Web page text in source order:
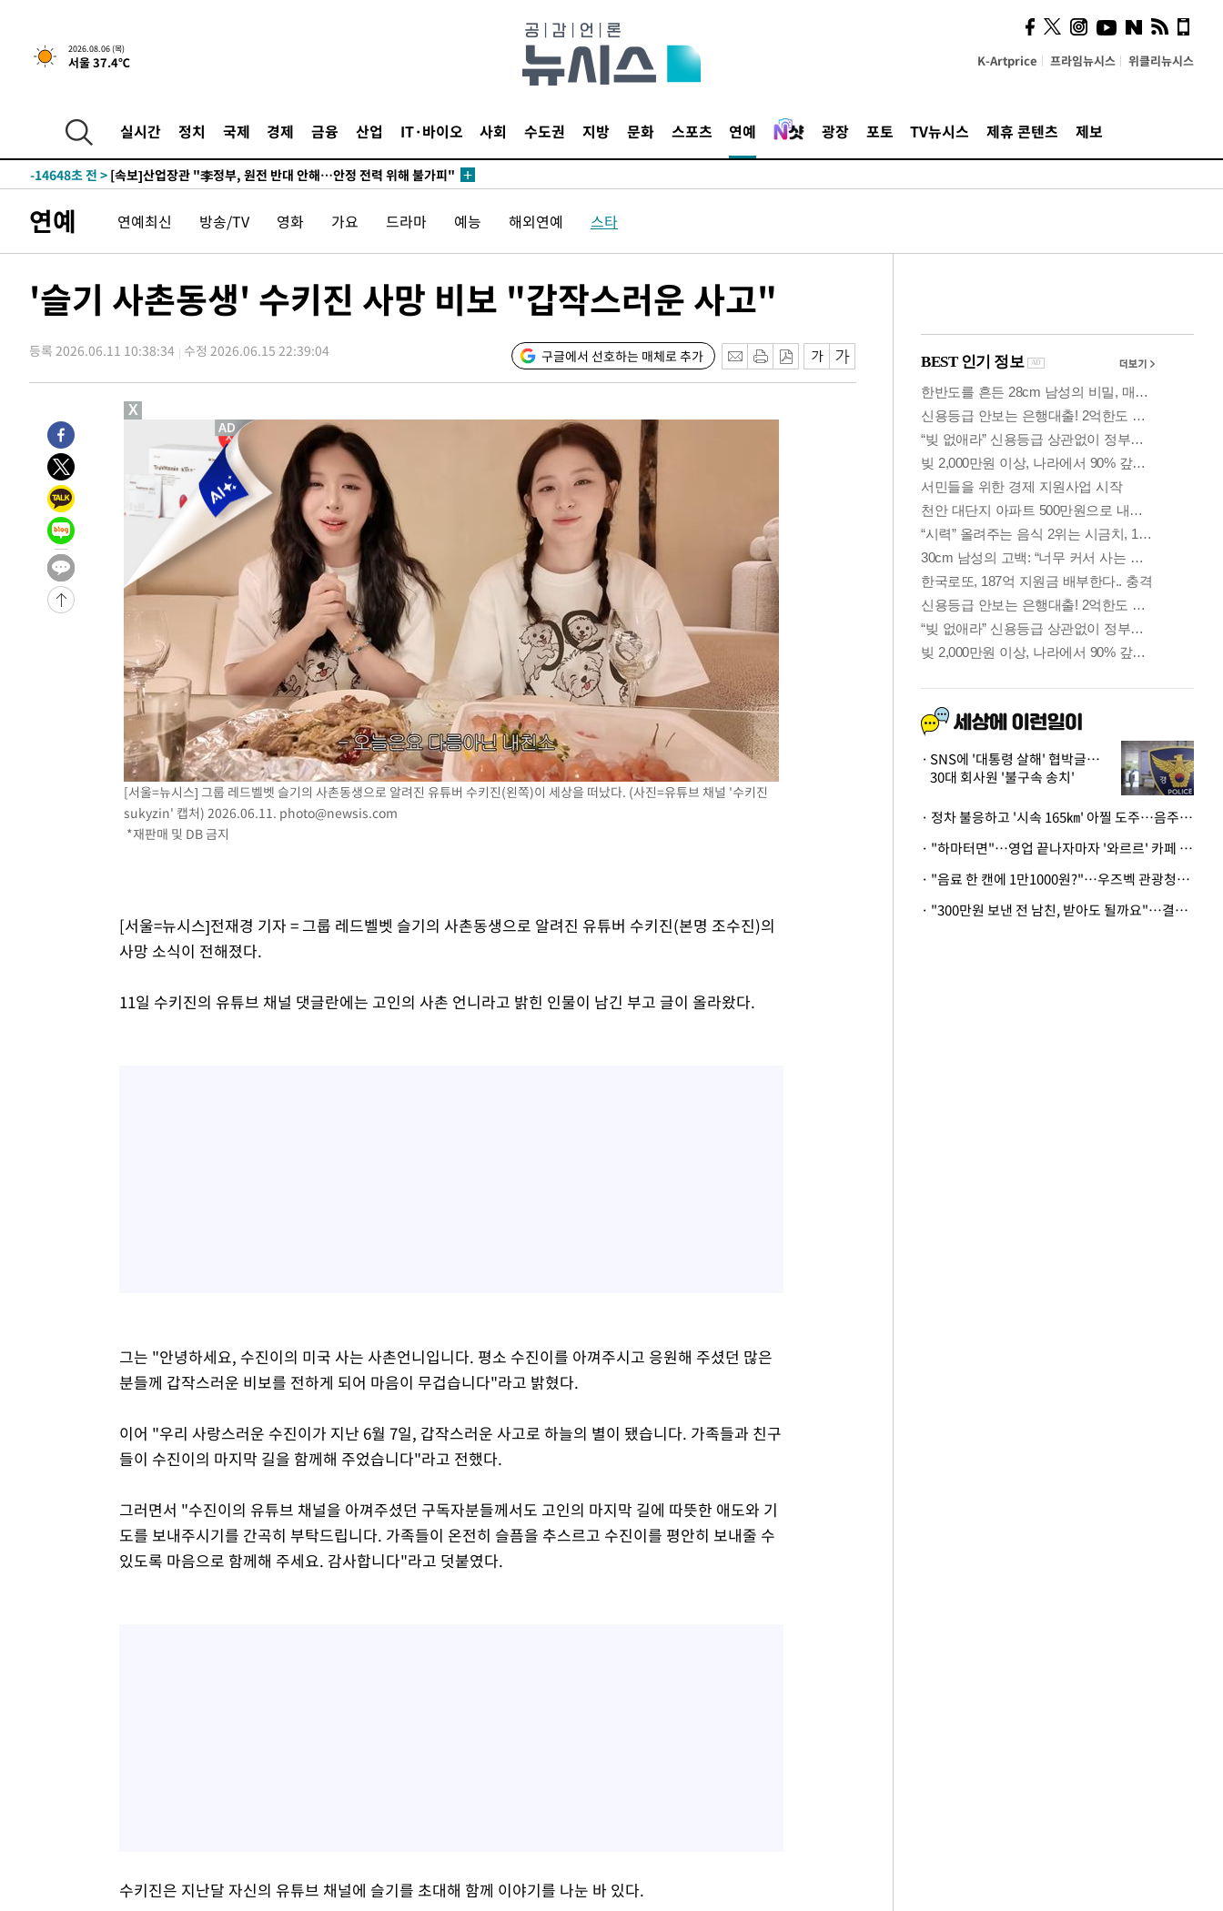
2026.08.06 (목)
서울 37.4℃ K-Artprice 프라임뉴시스 위클리뉴시스
실시간 정치 국제 경제 금융 산업 IT·바이오 사회 수도권 지방 문화 스포츠 연예 광장 포토 TV뉴시스 제휴 콘텐츠 제보
-28867초 전 >"여기 떨어졌다"…다누리, 스페이스X 로켓 달 충돌 흔적 포착
-25912초 전 > 손흥민, 5경기 연속골 실패…LAFC는 승부차기 끝 과달라하라 격파
-18150초 전 >
트럼프, 한국계 진보 주지사 후보 맹공…"공산주의가 최대 위협"
-18128초 전 >
-14648초 전 > [속보]산업장관 "李정부, 원전 반대 안해…안정 전력 위해 불가피"
색
-12732초 전 >
[속보]산업장관 "美무역법 제301조 과잉생산 결과 발표 8월 중 예
-12525초 전 >[속보]코스피 매도사이드카 발동…4%대 급락
-9358초 전 >
서울 열대야 15일째 지속…비공식 '초열대야' 30도 넘어
-7908초 전 >[속보]코스피, 119.51포인트(1.81%) 내린 6478.75 개장
-4355초 전 >6월 경상수지 497.3억 달러…두 달 연속 사상 최대
서울 낮 39도 '폭염중대경보'…40도 관측 가능성도
-1668초 전 >
미 워싱턴주 스포캔 시의 통제불능 3개 산불, 방화선 일부 구축
1시간 전 >
[속보] 호르무즈 해협 이란-오만 협상 기대속 뉴욕증시 혼조 마감 다우
0.49%↑
-31493초 전 >
[속보]코스닥, 800p 회복…0.26% 오른 801.67 마감
-31423초 전 >
[속보]코스피, 301.88포인트(4.58%) 내린 6296.38 마감
-31288초 전 >
[속보]원·달러 환율, 0.7원 내린 1423.8원 마감
-28887초 전 >
"여기 떨어졌다"…다누리, 스페이스X 로켓 달 충돌 흔적 포착
-25932초 전 >
손흥민, 5경기 연속골 실패…LAFC는 승부차기 끝 과달라하라 격파
-18533초 전 >
내일까지 39도 '펄펄'…기상청 "태풍 지나며 폭염 잠시 꺾인다"
트럼프, 한국계 진보 주지사 후보 맹공…"공산주의가 최대 위협"
"美간섭에 합의 지연"…트럼프, '이란 호르무즈 통제권' 수용할까
[속보]산업장관 "李정부, 원전 반대 안해…안정 전력 위해 불가피"
[속보]경찰, '홍명보 선임 논란' 대한축구협회·축구회관 등 압수수
[속보]산업장관 "美무역법 제301조 과잉생산 결과 발표 8월 중 예
[속보]코스피 매도사이드카 발동…4%대 급락
[속보]전남광주 초대 시민추천 부시장에 백승주·윤난실
서울 열대야 15일째 지속…비공식 '초열대야' 30도 넘어
[속보]코스닥, 2.15포인트(0.27%) 내린 797.44 출발
미 워싱턴주 스포캔 시의 통제불능 3개 산불, 방화선 일부 구축
[속보] 호르무즈 해협 이란-오만 협상 기대속 뉴욕증시 혼조 마감 다우
연예 연예최신 방송/TV 영화 가요 드라마 예능 해외연예 스타
'슬기 사촌동생' 수키진 사망 비보 "갑작스러운 사고"
등록 2026.06.11 10:38:34 수정 2026.06.15 22:39:04 구글에서 선호하는 매체로 추가
[서울=뉴시스] 그룹 레드벨벳 슬기의 사촌동생으로 알려진 유튜버 수키진(왼쪽)이 세상을 떠났다. (사진=유튜브 채널 '수키진
sukyzin' 캡처) 2026.06.11. photo@newsis.com
*재판매 및 DB 금지
[서울=뉴시스]전재경 기자 = 그룹 레드벨벳 슬기의 사촌동생으로 알려진 유튜버 수키진(본명 조수진)의
사망 소식이 전해졌다.
11일 수키진의 유튜브 채널 댓글란에는 고인의 사촌 언니라고 밝힌 인물이 남긴 부고 글이 올라왔다.
그는 "안녕하세요, 수진이의 미국 사는 사촌언니입니다. 평소 수진이를 아껴주시고 응원해 주셨던 많은
분들께 갑작스러운 비보를 전하게 되어 마음이 무겁습니다"라고 밝혔다.
이어 "우리 사랑스러운 수진이가 지난 6월 7일, 갑작스러운 사고로 하늘의 별이 됐습니다. 가족들과 친구
들이 수진이의 마지막 길을 함께해 주었습니다"라고 전했다.
그러면서 "수진이의 유튜브 채널을 아껴주셨던 구독자분들께서도 고인의 마지막 길에 따뜻한 애도와 기
도를 보내주시기를 간곡히 부탁드립니다. 가족들이 온전히 슬픔을 추스르고 수진이를 평안히 보내줄 수
있도록 마음으로 함께해 주세요. 감사합니다"라고 덧붙였다.
수키진은 지난달 자신의 유튜브 채널에 슬기를 초대해 함께 이야기를 나눈 바 있다.
"5·8·9호선 출퇴근 혼잡,
정부 국비지원 필요"
SNS에 '대통령 살해' 협박글…
30대 회사원 '불구속 송치'
· 정차 불응하고 '시속 165㎞' 아찔 도주…음주운전자 체포
· "하마터면"…영업 끝나자마자 '와르르' 카페 테라스 덮친 대리석 외벽
· "음료 한 캔에 1만1000원?"…우즈벡 관광청까지 나섰다, 유튜버 폭로 후폭풍
· "300만원 보낸 전 남친, 받아도 될까요"…결혼 앞둔 예비신부의 뜻밖 고충
X